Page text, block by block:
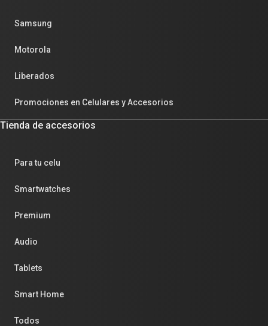
Samsung
Motorola
Liberados
Promociones en Celulares y Accesorios
Tienda de accesorios
Para tu celu
Smartwatches
Premium
Audio
Tablets
Smart Home
Todos